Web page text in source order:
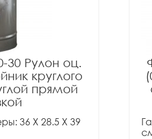
30 Рулон оц.
круглого
прямой
36 X 28.5 X 39